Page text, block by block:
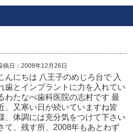
稿日：2008年12月26日
んにちは 八王子のめじろ台で 入
歯とインプラントに力を入れてい
わたなべ歯科医院の志村です 最
、又寒い日が続いていますね皆
、体調には充分気をつけて下さい
て、残す所、2008年もあとわず